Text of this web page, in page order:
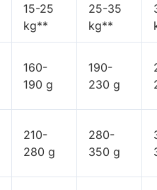
15-25
kg**
25-35
kg**
160-
190 g
190-
230 g
210-
280 g
280-
350 g